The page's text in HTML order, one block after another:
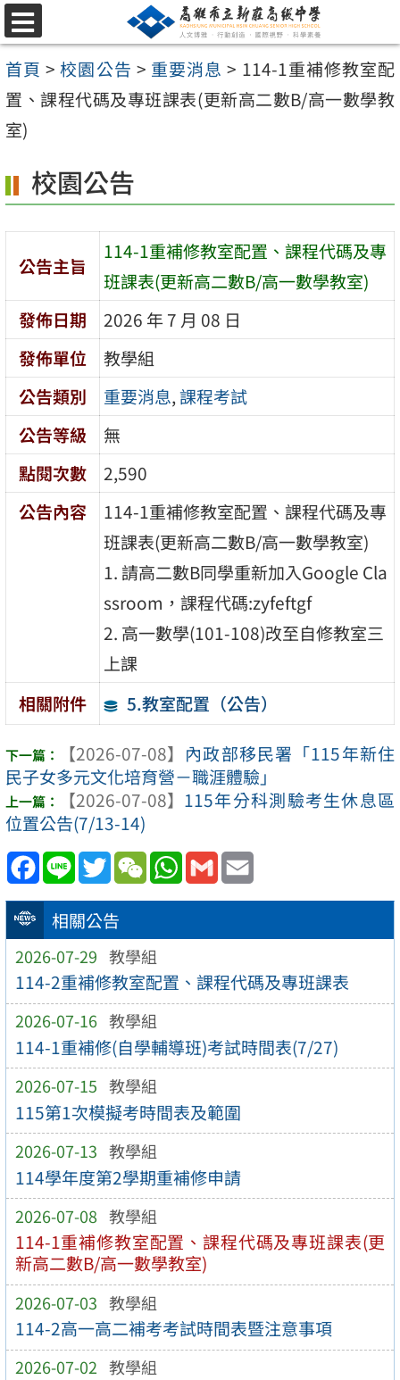
跳
至
主
要
內
區
選
單
首頁 >校園公告 > 重要消息 > 114-1重補修教室配
置、課程代碼及專班課表(更新高二數B/高一數學教
室)
相關公告
2026-07-29 教學組
114-2重補修教室配置、課程代碼及專班課表
2026-07-16 教學組
114-1重補修(自學輔導班)考試時間表(7/27)
2026-07-15 教學組
115第1次模擬考時間表及範圍
2026-07-13 教學組
114學年度第2學期重補修申請
2026-07-08 教學組
114-1重補修教室配置、課程代碼及專班課表(更
新高二數B/高一數學教室)
2026-07-03 教學組
114-2高一高二補考考試時間表暨注意事項
2026-07-02 教學組
校園公告
公告主旨
114-1重補修教室配置、課程代碼及專
班課表(更新高二數B/高一數學教室)
發佈日期
2026 年 7 月 08 日
發佈單位
教學組
公告類別
重要消息,課程考試
公告等級
無
點閱次數
2,590
公告內容
114-1重補修教室配置、課程代碼及專
班課表(更新高二數B/高一數學教室)
1. 請高二數B同學重新加入Google Cla
ssroom，課程代碼:zyfeftgf
2. 高一數學(101-108)改至自修教室三
上課
相關附件
5.教室配置（公告）
【2026-07-08】 內政部移民署「115年新住
民子女多元文化培育營－職涯體驗」
【2026-07-08】 115年分科測驗考生休息區
位置公告(7/13-14)
Facebook
Line TwitterWeChatWhatsApp
Gmail